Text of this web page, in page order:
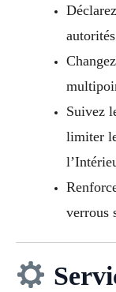
Suivez
limiter
verrous